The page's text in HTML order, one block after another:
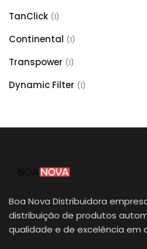
TanClick (1)
Continental (1)
Transpower (1)
Dynamic Filter (1)
Boa Nova Distribuidora
distribuição de produtos
qualidade e de excelência em